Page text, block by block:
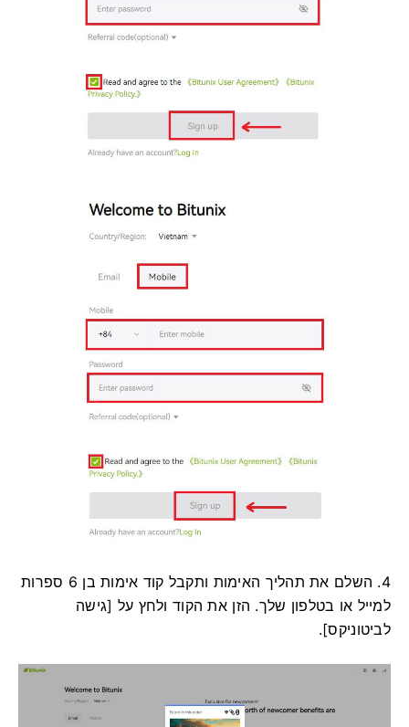
4. השלם את תהליך האימות ותקבל קוד אימות בן 6 ספרות
למייל או בטלפון שלך. הזן את הקוד ולחץ על [גישה
לביטוניקס].